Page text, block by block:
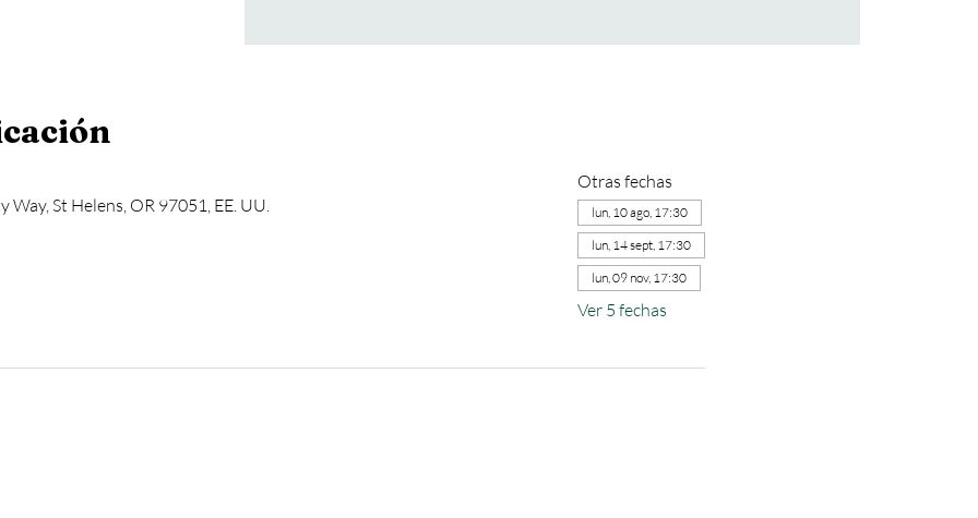
St Helens, OR 97051, EE. UU.
Otras fechas
lun, 10 ago, 17:30
lun, 14 sept, 17:30
lun, 09 nov, 17:30
Ver 5 fechas